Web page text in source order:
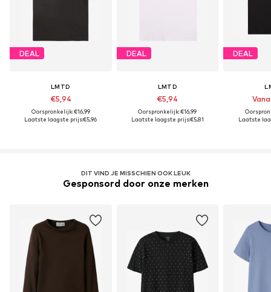
DEAL
LMTD
€5,94
Oorspronkelijk: €16,99
Laatste laagste prijs:€5,96
DEAL
LMTD
€5,94
Oorspronkelijk: €16,99
Laatste laagste prijs:€5,81
DEAL
Laatste
DIT VIND JE MISSCHIEN OOK LEUK
Gesponsord door onze merken